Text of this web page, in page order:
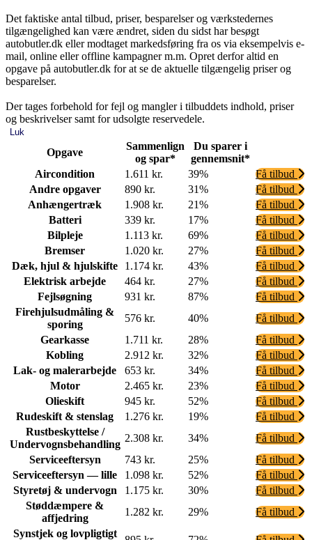
Det faktiske antal tilbud, priser, besparelser og værkstedernes
tilgængelighed kan være ændret, siden du sidst har besøgt
autobutler.dk eller modtaget markedsføring fra os via eksempelvis e-
mail, online eller offline kampagner m.m. Opret derfor altid en
opgave på autobutler.dk for at se de aktuelle tilgængelig priser og
besparelser.
Der tages forbehold for fejl og mangler i tilbuddets indhold, priser
og beskrivelser samt for udsolgte reservedele.
Luk
Opgave
Sammenlign
og spar*
Du sparer i
gennemsnit*
Aircondition
1.611 kr. 39%
Få tilbud
Andre opgaver
890 kr. 31%
Få tilbud
Anhængertræk
1.908 kr. 21%
Få tilbud
Batteri
339 kr. 17%
Få tilbud
Bilpleje
1.113 kr. 69%
Få tilbud
Bremser
1.020 kr. 27%
Få tilbud
Dæk, hjul & hjulskifte
1.174 kr. 43%
Få tilbud
Elektrisk arbejde
464 kr. 27%
Få tilbud
Fejlsøgning
931 kr. 87%
Få tilbud
Firehjulsudmåling &
sporing
576 kr. 40%
Få tilbud
Gearkasse
1.711 kr. 28%
Få tilbud
Kobling
2.912 kr. 32%
Få tilbud
Lak- og malerarbejde
653 kr. 34%
Få tilbud
Motor
2.465 kr. 23%
Få tilbud
Olieskift
945 kr. 52%
Få tilbud
Rudeskift & stenslag
1.276 kr. 19%
Få tilbud
Rustbeskyttelse /
Undervognsbehandling
2.308 kr. 34%
Få tilbud
Serviceeftersyn
743 kr. 25%
Få tilbud
Serviceeftersyn — lille
1.098 kr. 52%
Få tilbud
Styretøj & undervogn
1.175 kr. 30%
Få tilbud
Støddæmpere &
affjedring
1.282 kr. 29%
Få tilbud
Synstjek og lovpligtigt